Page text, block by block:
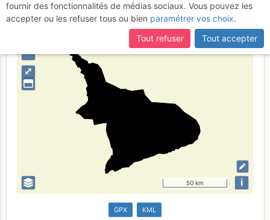
⤢
–
50 km i
GPX KML
fournir des fonctionnalités de médias sociaux. Vous pouvez les
accepter ou les refuser tous ou bien paramétrer vos choix.
Tout refuser
Tout accepter